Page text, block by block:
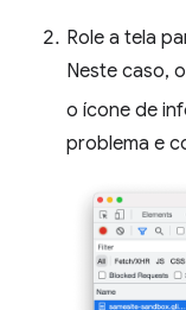
Role a tela
Neste caso,
o ícone de
problema e